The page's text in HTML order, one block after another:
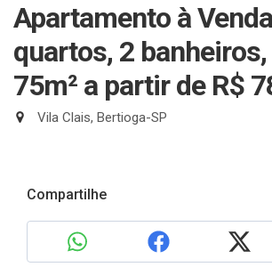
Apartamento à
quartos, 2 banheiros,
75m² a partir de R$
Vila Clais, Bertioga-SP
Compartilhe